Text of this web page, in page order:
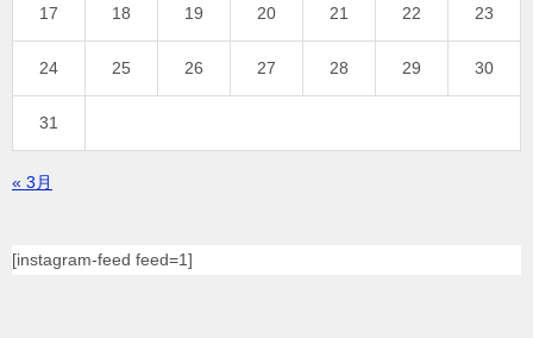
17 18 19 20 21 22 23
24 25 26 27 28 29 30
31
« 3月
[instagram-feed feed=1]